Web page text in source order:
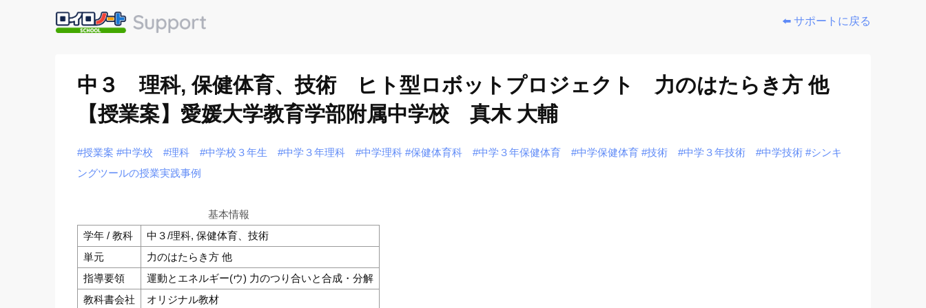
⬅️ サポートに戻る
中３ 理科, 保健体育、技術 ヒト型ロボットプロジェクト 力のはたらき方 他
【授業案】愛媛大学教育学部附属中学校 真木 大輔
#授業案 #中学校 #理科 #中学校３年生 #中学３年理科 #中学理科 #保健体育科 #中学３年保健体育 #中学保健体育 #技術 #中学３年技術 #中学技術 #シンキ
ングツールの授業実践事例
基本情報
学年 / 教科
中３/理科, 保健体育、技術
単元
力のはたらき方 他
指導要領
運動とエネルギー(ウ) 力のつり合いと合成・分解
教科書会社
オリジナル教材